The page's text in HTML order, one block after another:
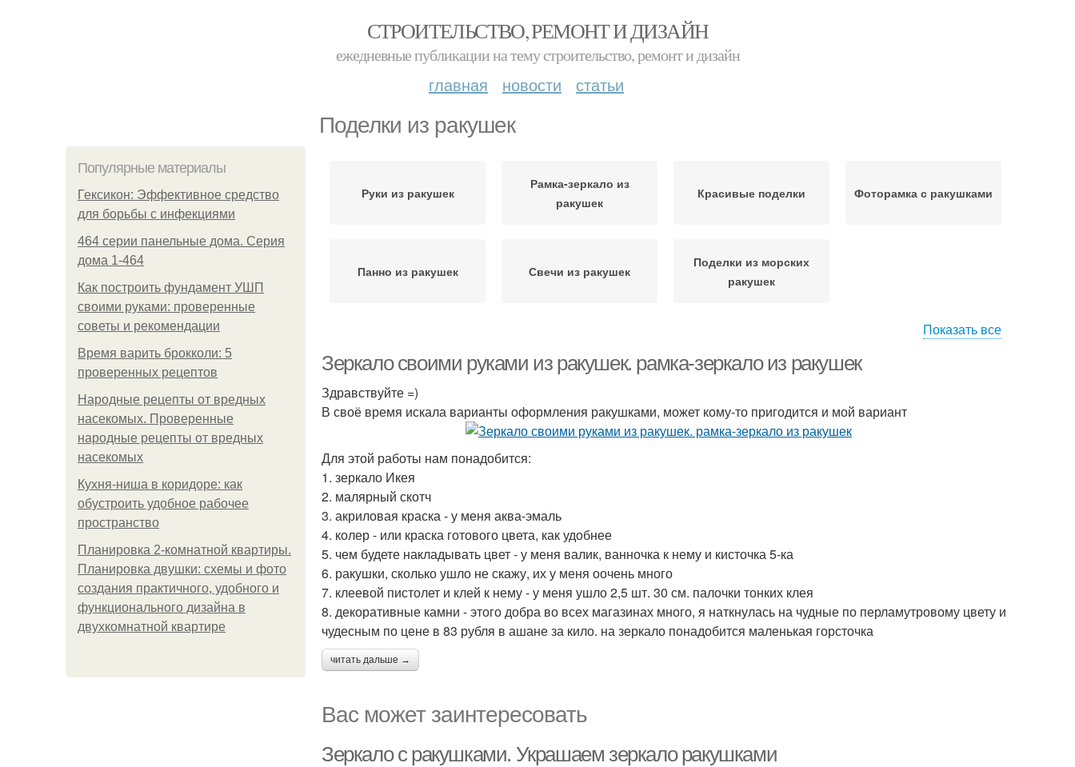
СТРОИТЕЛЬСТВО, РЕМОНТ И ДИЗАЙН
ежедневные публикации на тему строительство, ремонт и дизайн
главная новости статьи
Поделки из ракушек
Популярные материалы
Гексикон: Эффективное средство
для борьбы с инфекциями
464 серии панельные дома. Серия
дома 1-464
Как построить фундамент УШП
своими руками: проверенные
советы и рекомендации
Время варить брокколи: 5
проверенных рецептов
Народные рецепты от вредных
насекомых. Проверенные
народные рецепты от вредных
насекомых
Кухня-ниша в коридоре: как
обустроить удобное рабочее
пространство
Планировка 2-комнатной квартиры.
Планировка двушки: схемы и фото
создания практичного, удобного и
функционального дизайна в
двухкомнатной квартире
Руки из ракушек
Рамка-зеркало из
ракушек
Красивые поделки Фоторамка с ракушками
Панно из ракушек Свечи из ракушек
Поделки из морских
ракушек
Показать все
Зеркало своими руками из ракушек. рамка-зеркало из ракушек
Здравствуйте =)
В своё время искала варианты оформления ракушками, может кому-то пригодится и мой вариант
Для этой работы нам понадобится:
1. зеркало Икея
2. малярный скотч
3. акриловая краска - у меня аква-эмаль
4. колер - или краска готового цвета, как удобнее
5. чем будете накладывать цвет - у меня валик, ванночка к нему и кисточка 5-ка
6. ракушки, сколько ушло не скажу, их у меня оочень много
7. клеевой пистолет и клей к нему - у меня ушло 2,5 шт. 30 см. палочки тонких клея
8. декоративные камни - этого добра во всех магазинах много, я наткнулась на чудные по перламутровому цвету и
чудесным по цене в 83 рубля в ашане за кило. на зеркало понадобится маленькая горсточка
читать дальше →
Вас может заинтересовать
Зеркало с ракушками. Украшаем зеркало ракушками